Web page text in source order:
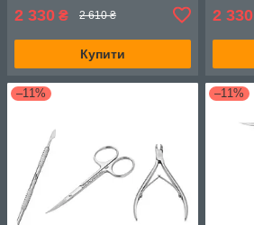
2 330 ₴ 2 610 ₴
Купити
2 330
–11% –11%